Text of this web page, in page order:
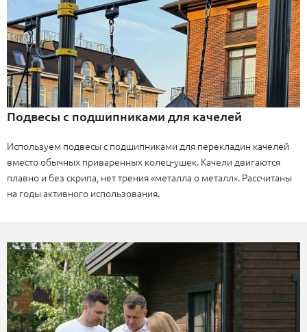
Подвесы с подшипниками для качелей
Используем подвесы с подшипниками для перекладин качелей
вместо обычных приваренных колец-ушек. Качели двигаются
плавно и без скрипа, нет трения «металла о металл». Рассчитаны
на годы активного использования.